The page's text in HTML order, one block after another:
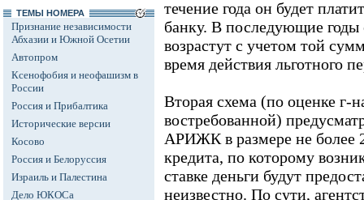
ТЕМЫ НОМЕРА
Признание независимости
Абхазии и Южной Осетии
Автопром
Ксенофобия и неофашизм в
России
Россия и Прибалтика
Исторические версии
Косово
Россия и Белоруссия
Израиль и Палестина
Дело ЮКОСа
течение года он будет
банку. В последующие
возрастут с учетом той
время действия льготного
Вторая схема (по оценке г-
востребованной)
АРИЖК в размере не более
кредита, по которому
ставке деньги будут
неизвестно. По сути,